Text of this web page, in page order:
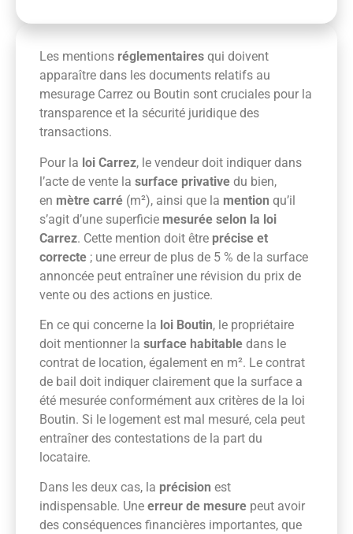
Les mentions réglementaires qui doivent
apparaître dans les documents relatifs au
mesurage Carrez ou Boutin sont cruciales pour la
transparence et la sécurité juridique des
transactions.
Pour la loi Carrez, le vendeur doit indiquer dans
l’acte de vente la surface privative du bien,
en mètre carré (m²), ainsi que la mention qu’il
s’agit d’une superficie mesurée selon la loi
Carrez. Cette mention doit être précise et
correcte ; une erreur de plus de 5 % de la surface
annoncée peut entraîner une révision du prix de
vente ou des actions en justice.
En ce qui concerne la loi Boutin, le propriétaire
doit mentionner la surface habitable dans le
contrat de location, également en m². Le contrat
de bail doit indiquer clairement que la surface a
été mesurée conformément aux critères de la loi
Boutin. Si le logement est mal mesuré, cela peut
entraîner des contestations de la part du
locataire.
Dans les deux cas, la précision est
indispensable. Une erreur de mesure peut avoir
des conséquences financières importantes, que